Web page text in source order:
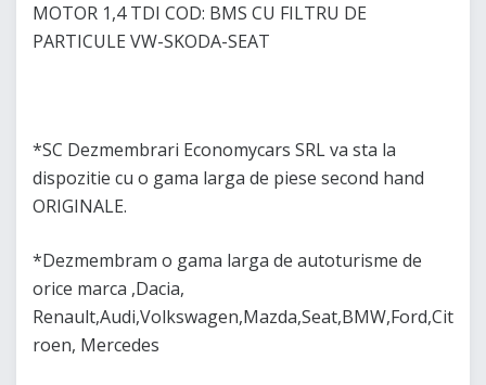
MOTOR 1,4 TDI COD: BMS CU FILTRU DE
PARTICULE VW-SKODA-SEAT
*SC Dezmembrari Economycars SRL va sta la
dispozitie cu o gama larga de piese second hand
ORIGINALE.
*Dezmembram o gama larga de autoturisme de
orice marca ,Dacia,
Renault,Audi,Volkswagen,Mazda,Seat,BMW,Ford,Cit
roen, Mercedes